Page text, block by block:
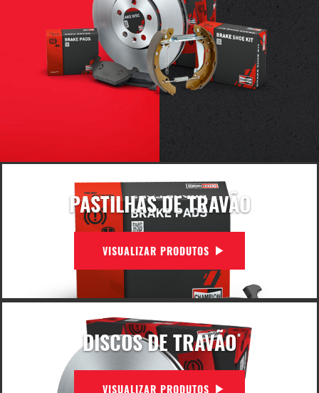
PASTILHAS DE TRAVÃO
VISUALIZAR PRODUTOS
DISCOS DE TRAVÃO
VISUALIZAR PRODUTOS